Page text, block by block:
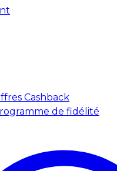
Cashback
de fidélité